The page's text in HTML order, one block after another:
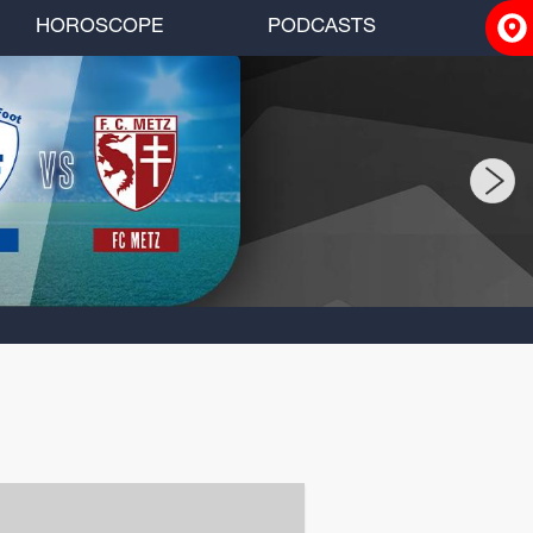
HOROSCOPE PODCASTS
HOROSCOPE